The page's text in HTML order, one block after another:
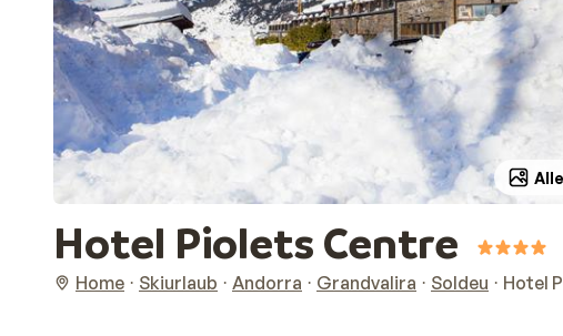
Hotel Piolets Centre
Home Skiurlaub Andorra Grandvalira Soldeu Hotel